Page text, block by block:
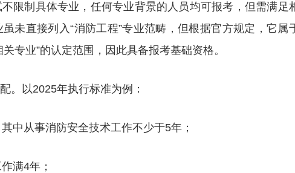
限制具体专业，任何专业背景的人员均可报考，但需满足
未直接列入“消防工程”专业范畴，但根据官方规定，它属
专业”的认定范围，因此具备报考基础资格。
。以2025年执行标准为例：
中从事消防安全技术工作不少于5年；
满4年；